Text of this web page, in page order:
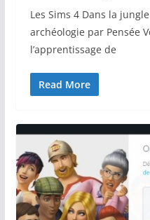
Les Sims 4 Dans la
archéologie par Pensée
l’apprentissage de
Read More